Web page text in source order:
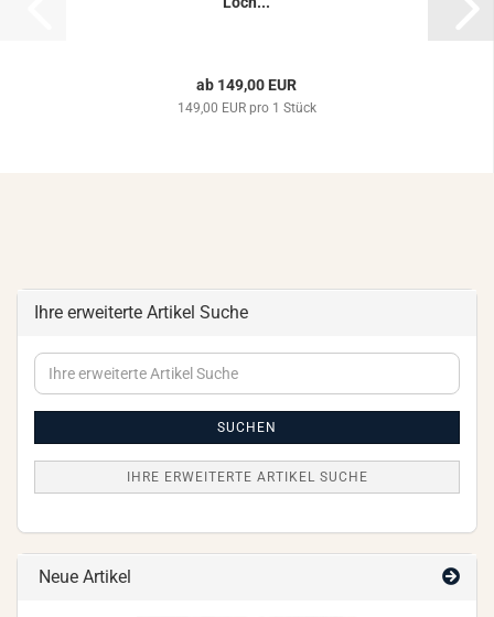
ab 149,00 EUR
149,00 EUR pro 1 Stück
Ihre erweiterte Artikel Suche
Ihre
erweiterte
SUCHEN
IHRE ERWEITERTE ARTIKEL SUCHE
Neue Artikel